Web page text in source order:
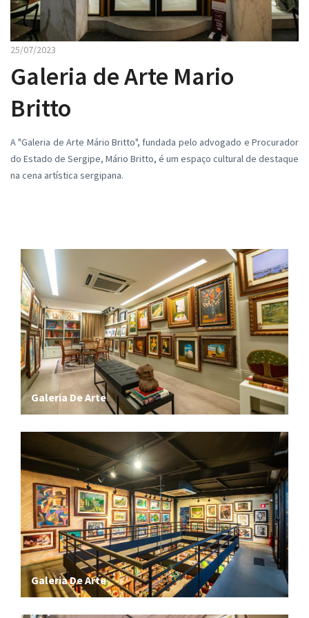
25/07/2023
Galeria de Arte Mario
Britto
A "Galeria de Arte Mário Britto", fundada pelo advogado e Procurador
do Estado de Sergipe, Mário Britto, é um espaço cultural de destaque
na cena artística sergipana.
Galeria De Arte
Galeria De Arte